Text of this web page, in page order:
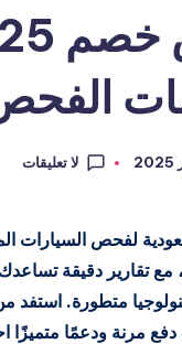
لا تعليقات
مع تقارير دقيقة
مرنة ودعمًا متميزًا